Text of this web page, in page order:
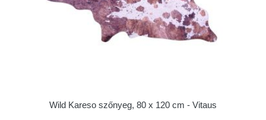
Wild Kareso szőnyeg, 80 x 120 cm - Vitaus